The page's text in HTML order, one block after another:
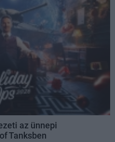
az ünnepi
Tanksben